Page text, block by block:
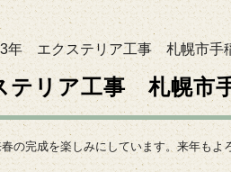
年 エクステリア工事 札幌市
テリア工事 札幌市
の完成を楽しみにしています。来年もよ